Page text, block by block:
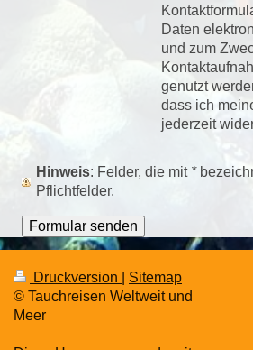
Daten
und zum
genutzt
dass ich
jederzeit
Hinweis : Felder, die mit *
Pflichtfelder.
Druckversion
Sitemap
© Tauchreisen Weltweit und
Meer